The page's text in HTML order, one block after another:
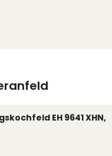
EH 9641 XHN,